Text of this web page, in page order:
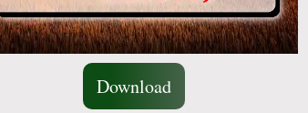
Download